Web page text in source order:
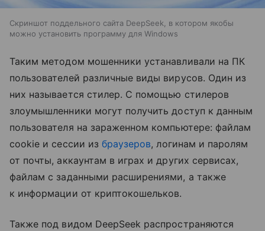
Скриншот поддельного сайта DeepSeek, в котором якобы
можно установить программу для Windows
Таким методом мошенники устанавливали на ПК
пользователей различные виды вирусов. Один из
них называется стилер. С помощью стилеров
злоумышленники могут получить доступ к данным
пользователя на зараженном компьютере: файлам
cookie и сессии из браузеров, логинам и паролям
от почты, аккаунтам в играх и других сервисах,
файлам с заданными расширениями, а также
к информации от криптокошельков.
Также под видом DeepSeek распространяются